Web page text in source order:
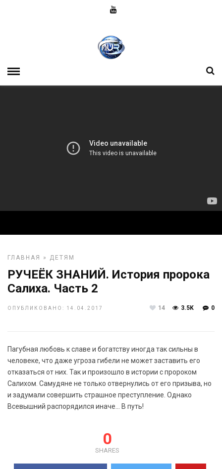
ГЛАВНАЯ » ДЕТЯМ
РУЧЕЁК ЗНАНИЙ. История пророка
Салиха. Часть 2
ОПУБЛИКОВАНО: 14.04.2017 0
3.5K
14
Пагубная любовь к славе и богатству иногда так сильны в
человеке, что даже угроза гибели не может заставить его
отказаться от них. Так и произошло в истории с пророком
Салихом. Самудяне не только отвернулись от его призыва, но
и задумали совершить страшное преступление. Однако
Всевышний распорядился иначе… В путь!
0
SHARES